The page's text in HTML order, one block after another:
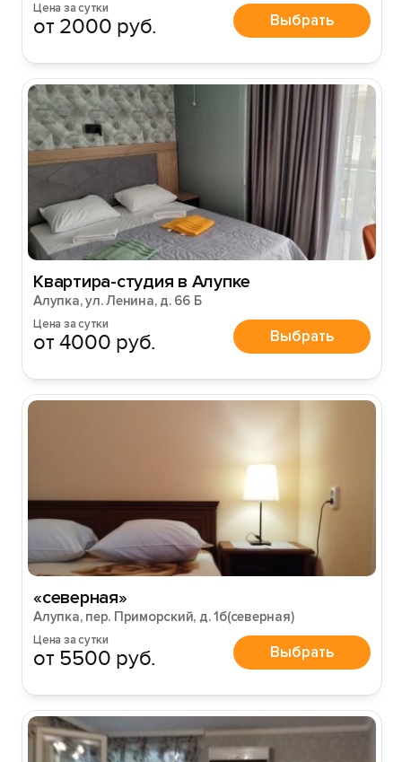
Цена за сутки
от 2000 руб. Выбрать
Квартира-студия в Алупке
Алупка, ул. Ленина, д. 66 Б
Цена за сутки
от 4000 руб. Выбрать
«северная»
Алупка, пер. Приморский, д. 1б(северная)
Цена за сутки
от 5500 руб. Выбрать
Вход на сайт
Войти илиЗарегистрироваться
Войти
Войти с помощью